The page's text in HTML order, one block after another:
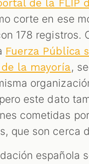
de la FLIP
corte en ese
178 registros.
Fuerza Pública
la mayoría,
este dato
cometidas por
que son cerca
española